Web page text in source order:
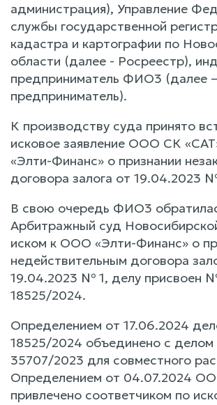
администрация), Управление
службы государственной
кадастра и картографии по
области (далее - Росреестр),
предприниматель ФИО3 (далее
предприниматель).
К производству суда принято
исковое заявление ООО СК
«Элти-Финанс» о признании
договора залога от 19.04.2023
В свою очередь ФИО3
Арбитражный суд
иском к ООО «Элти-Финанс» о
недействительным договора
19.04.2023 № 1, делу присвоен
18525/2024.
Определением от 17.06.2024
18525/2024 объединено с
35707/2023 для совместного
Определением от 04.07.2024
привлечено соответчиком по